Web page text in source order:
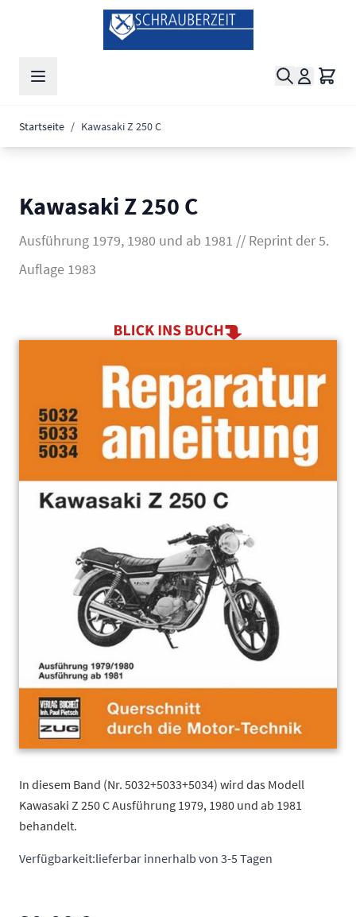
Zum Inhalt springen
Suche
Startseite / Kawasaki Z 250 C
Kawasaki Z 250 C
Ausführung 1979, 1980 und ab 1981 // Reprint der 5.
Auflage 1983
In diesem Band (Nr. 5032+5033+5034) wird das Modell
Kawasaki Z 250 C Ausführung 1979, 1980 und ab 1981
behandelt.
Verfügbarkeit:lieferbar innerhalb von 3-5 Tagen